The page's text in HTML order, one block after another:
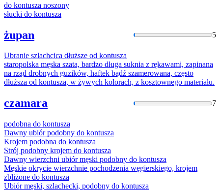
do kontusza noszony
słucki do kontusza
żupan 5
Ubranie szlachcica dłuższe od kontusza
staropolska męska szata, bardzo długa suknia z rękawami, zapinana
na rząd drobnych guzików, haftek bądź szamerowana, często
dłuższa od kontusza, w żywych kolorach, z kosztownego materiału.
czamara 7
podobna do kontusza
Dawny ubiór podobny do kontusza
Krojem podobna do kontusza
Strój podobny krojem do kontusza
Dawny wierzchni ubiór męski podobny do kontusza
Męskie okrycie wierzchnie pochodzenia węgierskiego, krojem
zbliżone do kontusza
Ubiór męski, szlachecki, podobny do kontusza